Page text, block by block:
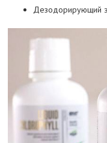
Дезодорирующий